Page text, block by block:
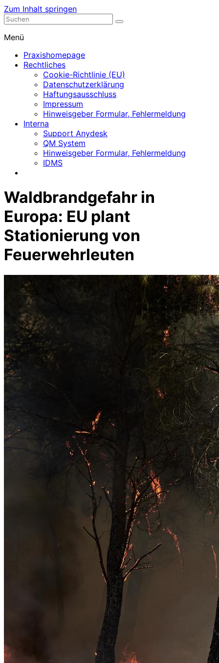
Zum Inhalt springen
Nephrologische Praxis mit Dialyse
Menü
Praxishomepage
Rechtliches
Cookie-Richtlinie (EU)
Datenschutzerklärung
Haftungsausschluss
Impressum
Hinweisgeber Formular, Fehlermeldung
Interna
Support Anydesk
QM System
Hinweisgeber Formular, Fehlermeldung
IDMS
Waldbrandgefahr in
Europa: EU plant
Stationierung von
Feuerwehrleuten